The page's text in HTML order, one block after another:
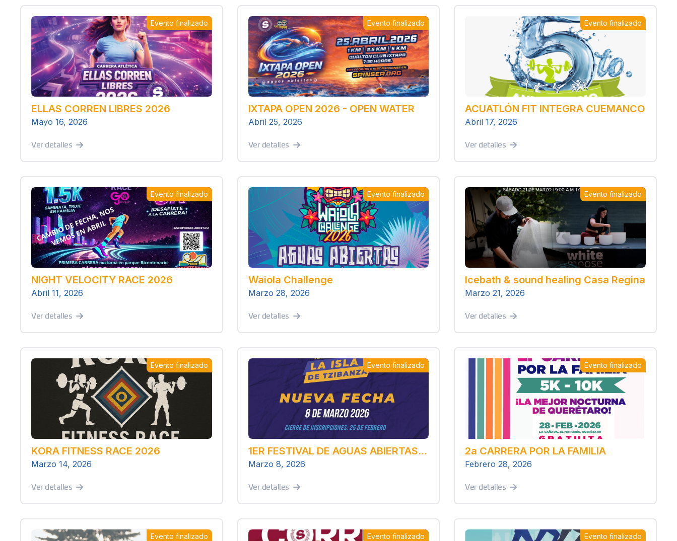
Evento finalizado
ELLAS CORREN LIBRES 2026
Mayo 16, 2026
Ver detalles
Evento finalizado
IXTAPA OPEN 2026 - OPEN WATER
Abril 25, 2026
Ver detalles
Evento finalizado
ACUATLÓN FIT INTEGRA CUEMANCO
Abril 17, 2026
Ver detalles
Evento finalizado
NIGHT VELOCITY RACE 2026
Abril 11, 2026
Ver detalles
Evento finalizado
Waiola Challenge
Marzo 28, 2026
Ver detalles
Evento finalizado
Icebath & sound healing Casa Regina
Marzo 21, 2026
Ver detalles
Evento finalizado
KORA FITNESS RACE 2026
Marzo 14, 2026
Ver detalles
Evento finalizado
1ER FESTIVAL DE AGUAS ABIERTAS “LA ISLA DE TZIBANZÁ”
Marzo 8, 2026
Ver detalles
Evento finalizado
2a CARRERA POR LA FAMILIA
Febrero 28, 2026
Ver detalles
Evento finalizado Evento finalizado Evento finalizado